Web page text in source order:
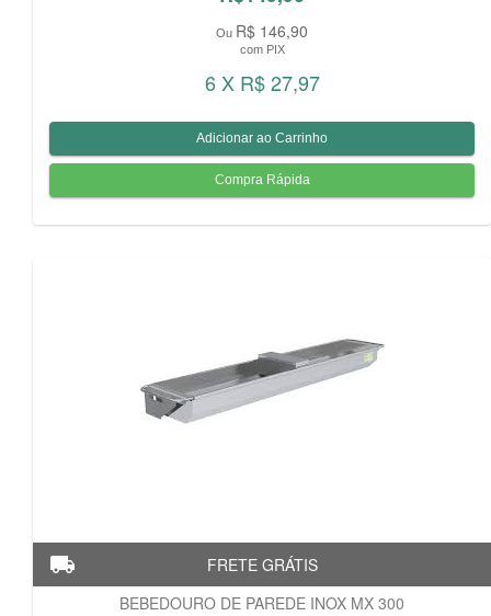
Ou R$ 146,90
com PIX
6 X R$ 27,97
BEBEDOURO DE PAREDE INOX MX 300